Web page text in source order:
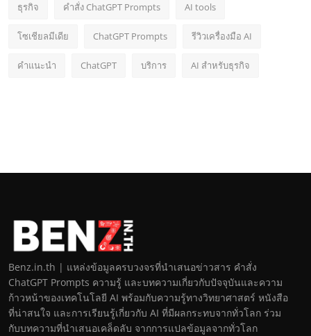
ธุรกิจ คำสั่ง ChatGPT Prompts AI tools
โซเชียลมีเดีย ChatGPT Prompts รีวิวเครื่องมือ AI
คำแนะนำ ChatGPT บริการ AI สำหรับธุรกิจ
Benz.in.th | แหล่งข้อมูลครบวงจรที่นำเสนอข่าวสาร คำสั่ง
ChatGPT Prompts ความรู้ และบทความเกี่ยวกับปัจจุบันและความ
ก้าวหน้าของเทคโนโลยี AI พร้อมกับความรู้ทางวิทยาศาสตร์ หนังสือ
ที่น่าสนใจ และการเรียนรู้เกี่ยวกับ AI ที่มีผลกระทบจากทั่วโลก ร่วม
กับบทความที่นำเสนอเคล็ดลับ จากการแปลข้อมูลจากทั่วโลก